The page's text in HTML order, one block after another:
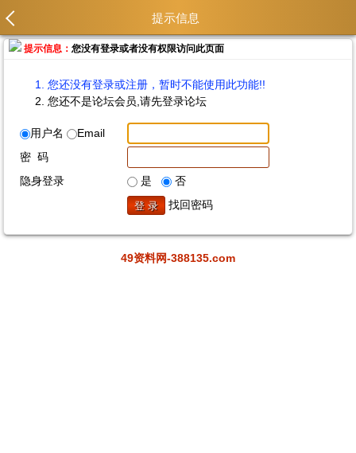
提示信息
提示信息：您没有登录或者没有权限访问此页面
您还没有登录或注册，暂时不能使用此功能!!
您还不是论坛会员,请先登录论坛
用户名
Email
密 码
隐身登录
是
否
找回密码
49资料网-388135.com